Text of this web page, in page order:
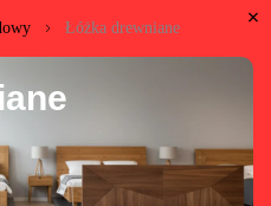
Łóżka drewniane